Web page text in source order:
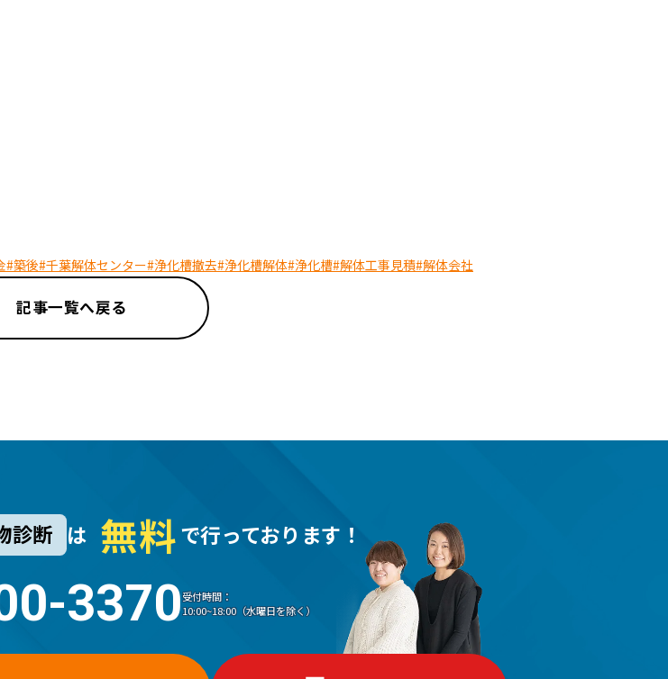
#築後#千葉解体センター#浄化槽撤去#浄化槽解体#浄化槽#解体工事見積#解体会社
記事一覧へ戻る
診断 は 無料で行っております！
3370受付時間：
10:00~18:00（水曜日を除く）